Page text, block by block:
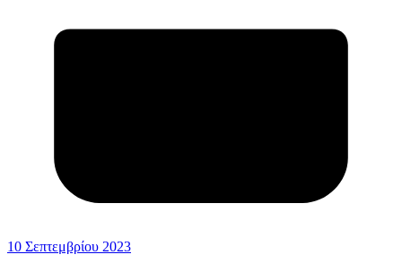
10 Σεπτεμβρίου 2023